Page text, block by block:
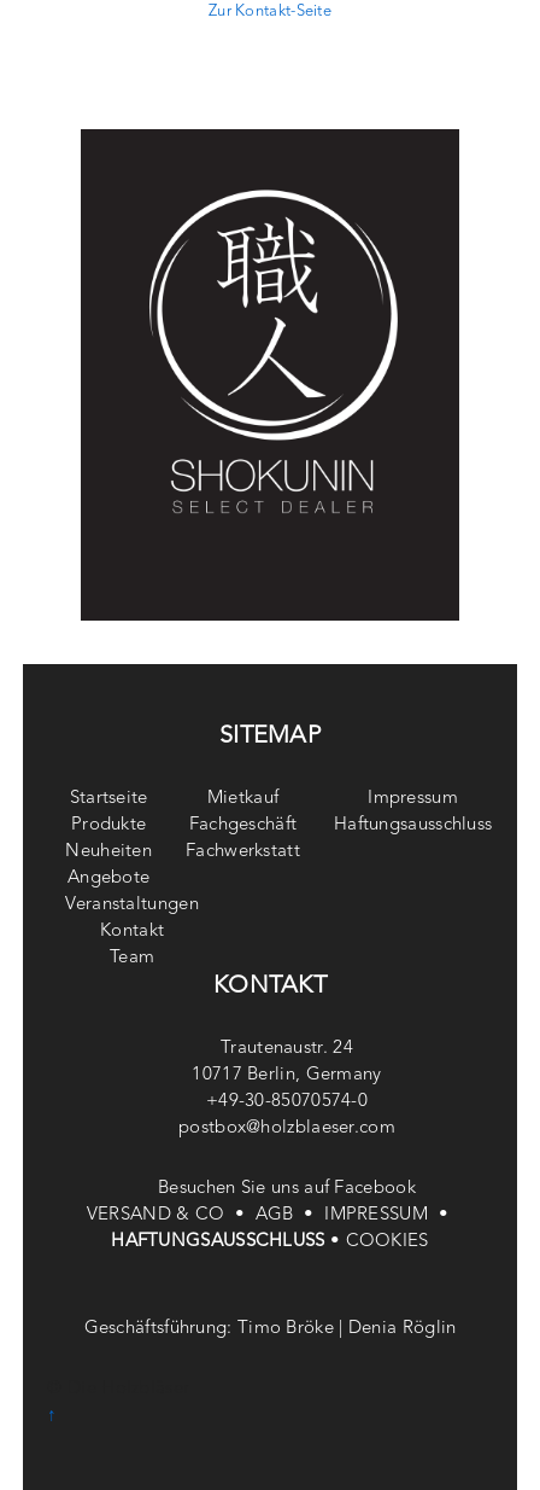
Zur Kontakt-Seite
SITEMAP
Startseite
Produkte
Neuheiten
Angebote
Mietkauf
Fachgeschäft
Fachwerkstatt
Impressum
Haftungsausschluss
Veranstaltungen
Kontakt
Team
KONTAKT
Trautenaustr. 24
10717 Berlin, Germany
+49-30-85070574-0
postbox@holzblaeser.com
Besuchen Sie uns auf Facebook
VERSAND & CO • AGB • IMPRESSUM •
HAFTUNGSAUSSCHLUSS • COOKIES
Geschäftsführung: Timo Bröke | Denia Röglin
↑